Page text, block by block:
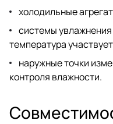
холодильные
системы
температура
наружные точки
контроля влажности.